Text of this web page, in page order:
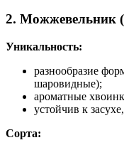
2. Можжевельник
Уникальность:
разнообразие
шаровидные);
ароматные
устойчив к
Сорта: